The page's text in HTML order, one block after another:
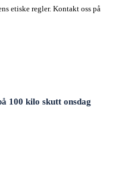
etiske regler. Kontakt oss på
100 kilo skutt onsdag